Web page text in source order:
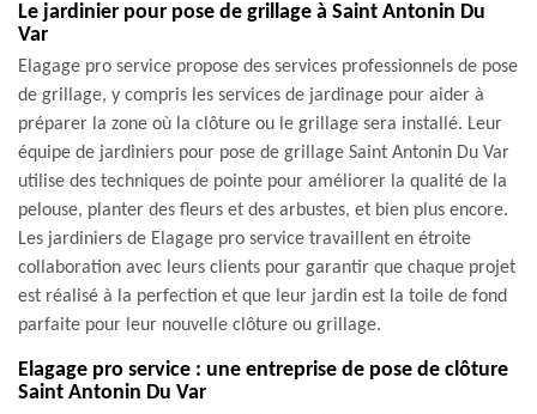
Le jardinier pour pose de grillage à Saint Antonin Du
Var
Elagage pro service propose des services professionnels de pose
de grillage, y compris les services de jardinage pour aider à
préparer la zone où la clôture ou le grillage sera installé. Leur
équipe de jardiniers pour pose de grillage Saint Antonin Du Var
utilise des techniques de pointe pour améliorer la qualité de la
pelouse, planter des fleurs et des arbustes, et bien plus encore.
Les jardiniers de Elagage pro service travaillent en étroite
collaboration avec leurs clients pour garantir que chaque projet
est réalisé à la perfection et que leur jardin est la toile de fond
parfaite pour leur nouvelle clôture ou grillage.
Elagage pro service : une entreprise de pose de clôture
Saint Antonin Du Var